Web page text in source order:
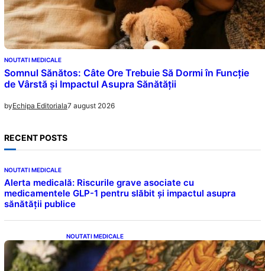
NOUTATI MEDICALE
Somnul Sănătos: Câte Ore Trebuie Să Dormi în Funcție
de Vârstă și Impactul Asupra Sănătății
byEchipa Editoriala7 august 2026
RECENT POSTS
NOUTATI MEDICALE
Alerta medicală: Riscurile grave asociate cu
medicamentele GLP-1 pentru slăbit și impactul asupra
sănătății publice
NOUTATI MEDICALE
Postul Adormirii Maicii Domnului: Tradiții,
Superstiții și Implicații Spiritualitate în 2026